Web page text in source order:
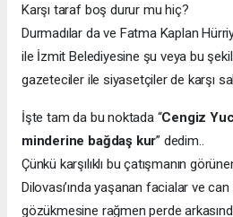
Karşı taraf boş durur mu hiç?
Durmadılar da ve Fatma Kaplan
ile İzmit Belediyesine şu veya bu
gazeteciler ile siyasetçiler de karşı
İşte tam da bu noktada “Cengiz
minderine bağdaş kur” dedim..
Çünkü karşılıklı bu çatışmanın
Dilovası’ında yaşanan facialar ve can
gözükmesine rağmen perde